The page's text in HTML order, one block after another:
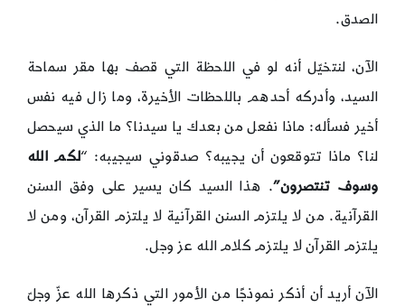
الصدق.
الآن، لنتخيّل أنه لو في اللحظة التي قصف بها مقر سماحة
السيد، وأدركه أحدهم باللحظات الأخيرة، وما زال فيه نفس
أخير فسأله: ماذا نفعل من بعدك يا سيدنا؟ ما الذي سيحصل
لنا؟ ماذا تتوقعون أن يجيبه؟ صدقوني سيجيبه: “لكم الله
وسوف تنتصرون”. هذا السيد كان يسير على وفق السنن
القرآنية. من لا يلتزم السنن القرآنية لا يلتزم القرآن، ومن لا
يلتزم القرآن لا يلتزم كلام الله عز وجل.
الآن أريد أن أذكر نموذجًا من الأمور التي ذكرها الله عزّ وجلّ